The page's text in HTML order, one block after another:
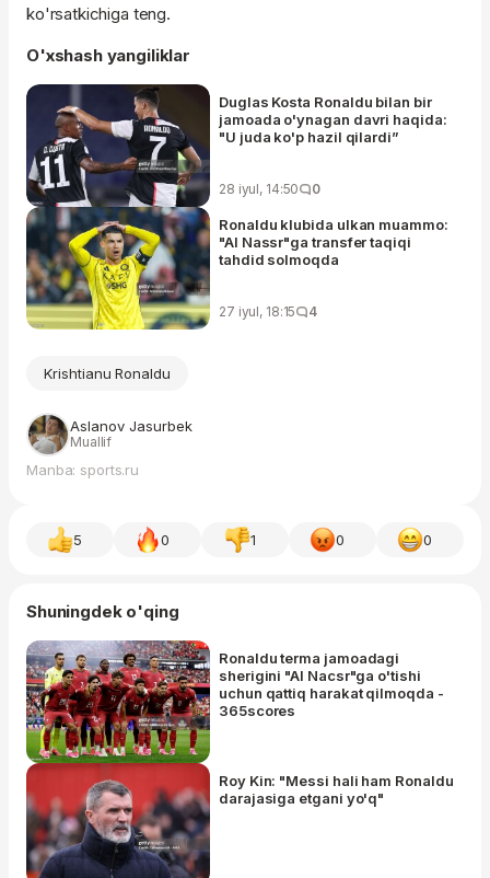
ko'rsatkichiga teng.
O'xshash yangiliklar
Duglas Kosta Ronaldu bilan bir
jamoada o'ynagan davri haqida:
"U juda ko'p hazil qilardi”
28 iyul, 14:50 0
Ronaldu klubida ulkan muammo:
"Al Nassr"ga transfer taqiqi
tahdid solmoqda
27 iyul, 18:15 4
Krishtianu Ronaldu
Aslanov Jasurbek
Muallif
Manba: sports.ru
5 0 1 0 0
Shuningdek o'qing
Ronaldu terma jamoadagi
sherigini "Al Nacsr"ga o'tishi
uchun qattiq harakat qilmoqda -
365scores
Roy Kin: "Messi hali ham Ronaldu
darajasiga etgani yo'q"